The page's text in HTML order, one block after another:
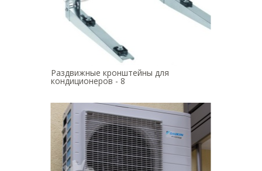
Раздвижные кронштейны для
кондиционеров - 8